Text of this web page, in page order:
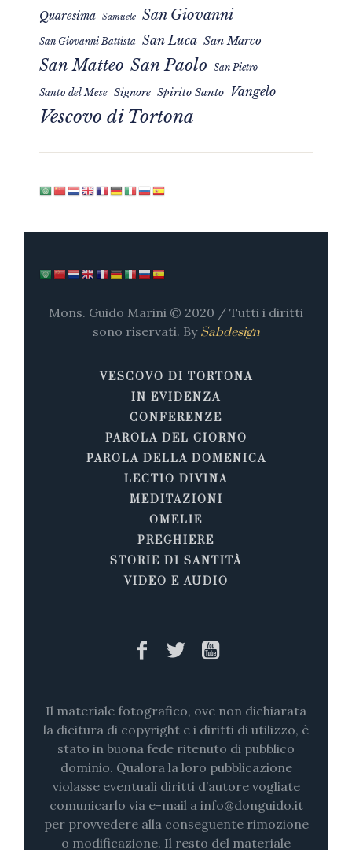
Quaresima Samuele San Giovanni
San Giovanni Battista San Luca San Marco
San Matteo San Paolo San Pietro
Santo del Mese Signore Spirito Santo Vangelo
Vescovo di Tortona
Mons. Guido Marini © 2020 / Tutti i diritti
sono riservati. By Sabdesign
VESCOVO DI TORTONA
IN EVIDENZA
CONFERENZE
PAROLA DEL GIORNO
PAROLA DELLA DOMENICA
LECTIO DIVINA
MEDITAZIONI
OMELIE
PREGHIERE
STORIE DI SANTITÀ
VIDEO E AUDIO
Il materiale fotografico, ove non dichiarata
la dicitura di copyright e i diritti di utilizzo, è
stato in buona fede ritenuto di pubblico
dominio. Qualora la loro pubblicazione
violasse eventuali diritti d’autore vogliate
comunicarlo via e-mail a info@donguido.it
per provvedere alla conseguente rimozione
o modificazione. Il resto del materiale